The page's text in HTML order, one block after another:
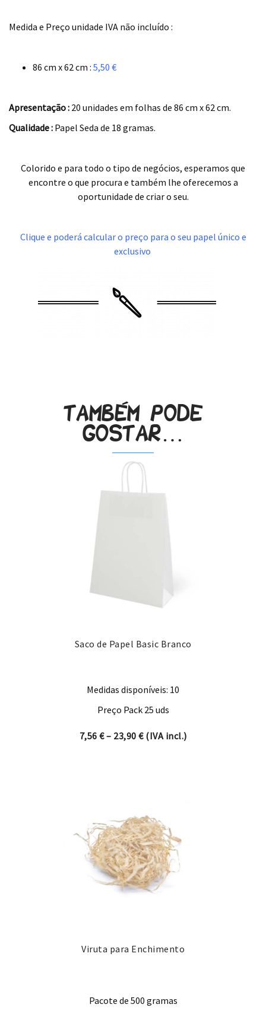
Medida e Preço unidade IVA não incluído :
86 cm x 62 cm : 5,50 €
Apresentação : 20 unidades em folhas de 86 cm x 62 cm.
Qualidade : Papel Seda de 18 gramas.
Colorido e para todo o tipo de negócios, esperamos que
encontre o que procura e também lhe oferecemos a
oportunidade de criar o seu.
Clique e poderá calcular o preço para o seu papel único e
exclusivo
Também pode
gostar…
Saco de Papel Basic Branco
Medidas disponíveis: 10
Preço Pack 25 uds
7,56 €– 23,90 €Price range: 7,56 € through
(IVA incl.)
Viruta para Enchimento
Pacote de 500 gramas